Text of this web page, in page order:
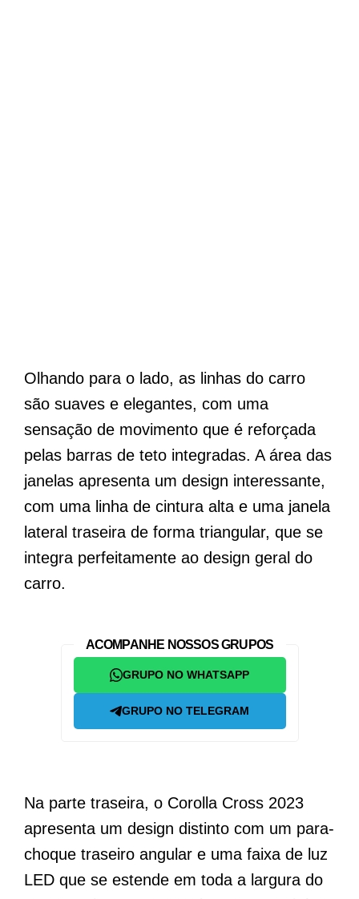
Olhando para o lado, as linhas do carro
são suaves e elegantes, com uma
sensação de movimento que é reforçada
pelas barras de teto integradas. A área das
janelas apresenta um design interessante,
com uma linha de cintura alta e uma janela
lateral traseira de forma triangular, que se
integra perfeitamente ao design geral do
carro.
ACOMPANHE NOSSOS GRUPOS
GRUPO NO WHATSAPP
GRUPO NO TELEGRAM
Na parte traseira, o Corolla Cross 2023
apresenta um design distinto com um para-
choque traseiro angular e uma faixa de luz
LED que se estende em toda a largura do